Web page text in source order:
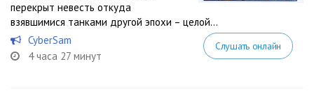
перекрыт невесть откуда
взявшимися танками другой эпохи – целой...
CyberSam
4 часа 27 минут
Слушать онлайн